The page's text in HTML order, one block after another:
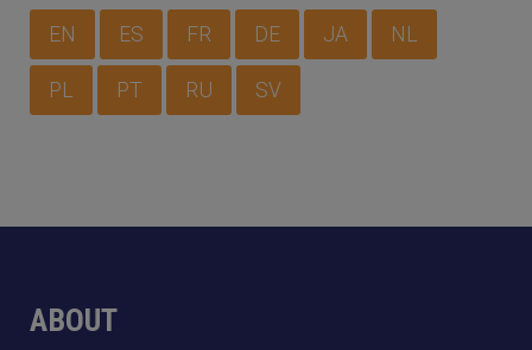
EN ES FR DE JA NL
PL PT RU SV
ABOUT